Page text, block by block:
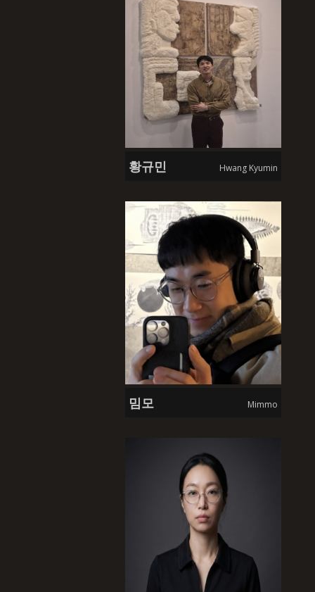
황규민 Hwang Kyumin
밈모 Mimmo